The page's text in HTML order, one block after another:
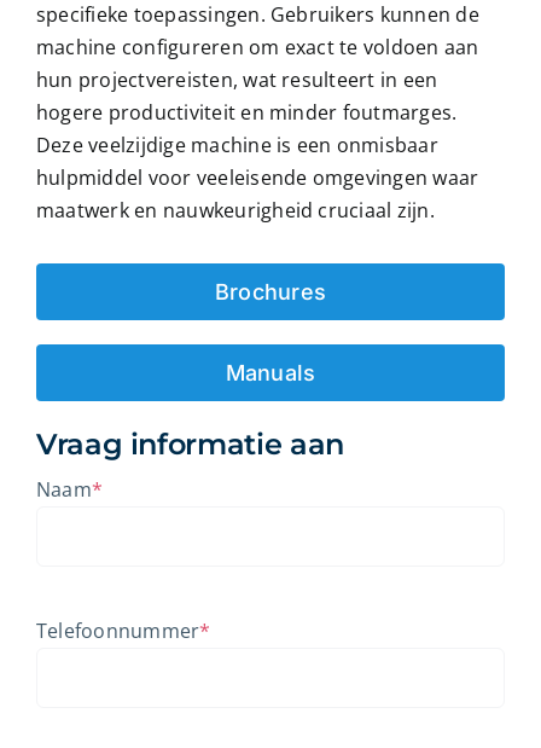
specifieke toepassingen. Gebruikers kunnen de
machine configureren om exact te voldoen aan
hun projectvereisten, wat resulteert in een
hogere productiviteit en minder foutmarges.
Deze veelzijdige machine is een onmisbaar
hulpmiddel voor veeleisende omgevingen waar
maatwerk en nauwkeurigheid cruciaal zijn.
Brochures
Manuals
Vraag informatie aan
Naam*
Telefoonnummer*